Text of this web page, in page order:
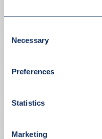
Selection
Necessary
Preferences
Statistics
Marketing
Akceptuję